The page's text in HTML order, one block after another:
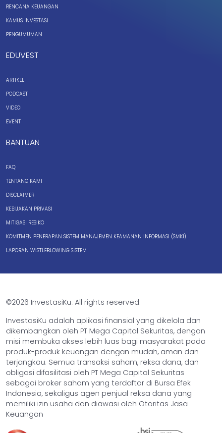
RENCANA KEUANGAN
KAMUS INVESTASI
PENGUMUMAN
EDUVEST
ARTIKEL
PODCAST
VIDEO
EVENT
BANTUAN
FAQ
TENTANG KAMI
DISCLAIMER
KEBIJAKAN PRIVASI
MITIGASI RESIKO
KOMITMEN PENERAPAN SISTEM MANAJEMEN KEAMANAN INFORMASI (SMKI)
LAPORAN WISTLEBLOWING SISTEM
©2026 InvestasiKu. All rights reserved.
InvestasiKu adalah aplikasi finansial yang dikelola dan
dikembangkan oleh PT Mega Capital Sekuritas, dengan
misi membuka akses lebih luas bagi masyarakat pada
produk-produk keuangan dengan mudah, aman dan
terjangkau. Semua transaksi saham, reksa dana, dan
obligasi difasilitasi oleh PT Mega Capital Sekuritas
sebagai broker saham yang terdaftar di Bursa Efek
Indonesia, sekaligus agen penjual reksa dana yang
memiliki izin usaha dan diawasi oleh Otoritas Jasa
Keuangan